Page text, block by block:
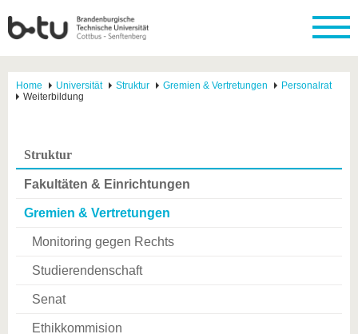
Home Universität Struktur Gremien & Vertretungen
Personalrat
Weiterbildung
Struktur
Fakultäten & Einrichtungen
Gremien & Vertretungen
Monitoring gegen Rechts
Studierendenschaft
Senat
Ethikkommision